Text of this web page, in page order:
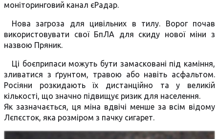
моніторинговий канал єРадар.
Нова загроза для цивільних в тилу. Ворог почав
використовувати свої БпЛА для скиду нової міни з
назвою Пряник.
Ці боєприпаси можуть бути замасковані під каміння,
зливатися з ґрунтом, травою або навіть асфальтом.
Росіяни розкидають їх дистанційно та у великій
кількості, що значно підвищує ризик для населення.
Як зазначається, ця міна вдвічі менше за всім відому
Лєпєсток, яка розміром з пачку сигарет.